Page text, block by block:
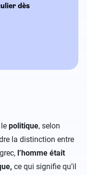
dès
politique, selon
la distinction entre
l’homme était
ce qui signifie qu’il